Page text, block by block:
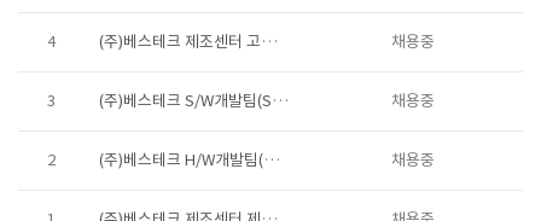
4 (주)베스테크 제조센터 고객지원팀 정규직 채용 채용중
3 (주)베스테크 S/W개발팀(Software 제어 개발) 경력 채용 채용중
2 (주)베스테크 H/W개발팀(전장설계) 경력직 채용 채용중